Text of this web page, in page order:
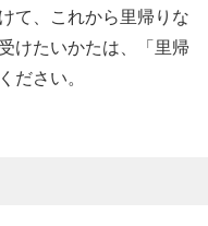
て、これから里帰りな
けたいかたは、「里帰
ださい。